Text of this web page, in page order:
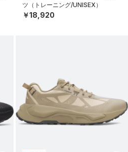
ツ（トレーニング/UNISEX）
￥18,920